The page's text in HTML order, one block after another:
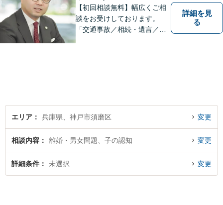
【初回相談無料】幅広くご相
談をお受けしております。
「交通事故／相続・遺言／離
詳細を見
る
エリア 兵庫県、神戸市須磨区 変更
相談内容 離婚・男女問題、子の認知 変更
詳細条件 未選択 変更